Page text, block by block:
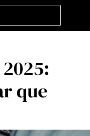
que